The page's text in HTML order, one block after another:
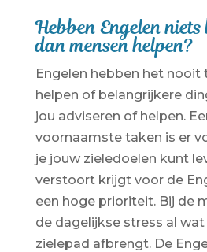
Hebben Engelen niets
dan mensen helpen?
Engelen hebben het nooit
helpen of belangrijkere
jou adviseren of helpen.
voornaamste taken is er
je jouw zieledoelen kunt
verstoort krijgt voor de
een hoge prioriteit. Bij de
de dagelijkse stress al wat
zielepad afbrengt. De